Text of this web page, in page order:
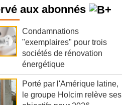
aux abonnés
Condamnations
"exemplaires" pour trois
sociétés de rénovation
énergétique
Porté par l'Amérique latine,
le groupe Holcim relève ses